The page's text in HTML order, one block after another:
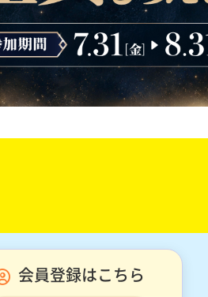
会員登録はこちら